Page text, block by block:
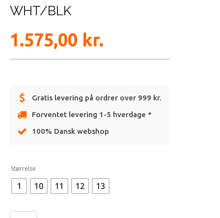
WHT/BLK
1.575,00 kr.
Gratis levering på ordrer over 999 kr.
Forventet levering 1-5 hverdage *
100% Dansk webshop
Størrelse
1 10 11 12 13
Alternative: